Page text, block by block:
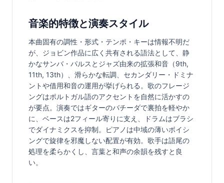
音楽的特徴と演奏スタイル
本曲固有の調性・形式・テンポ・キーは情報不明だ
が、ジョビン作品に広く共有される語法として、静
かなサンバ・パルスとジャズ由来の拡張和音（9th,
11th, 13th）、滑らかな転調、セカンダリー・ドミナ
ントや借用和音の運用が挙げられる。歌のフレージ
ングはポルトガル語のアクセントを自然に活かすの
が要点。演奏ではギターのバチーダで裏拍を軽やか
に、ベースは2フィール寄りに支え、ドラムはブラシ
でダイナミクスを抑制。ピアノは中域の薄いボイシ
ングで旋律を邪魔しない配置が有効。歌手は語尾の
処理を柔らかくし、言葉と和声の余韻を残すと良
い。